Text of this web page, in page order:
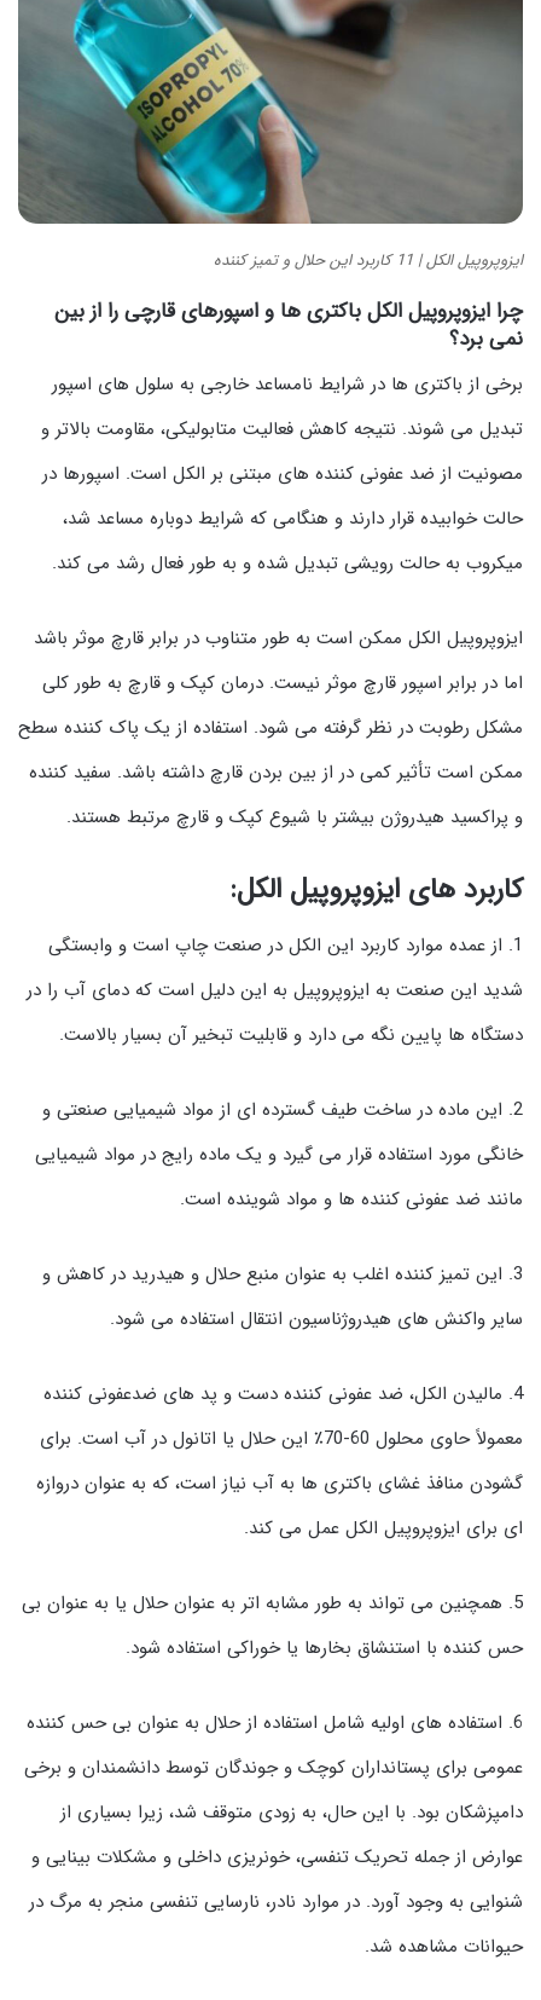
ایزوپروپیل الکل | 11 کاربرد این حلال و تمیز کننده
چرا ایزوپروپیل الکل باکتری ها و اسپورهای قارچی را از بین
نمی برد؟
برخی از باکتری ها در شرایط نامساعد خارجی به سلول های اسپور
تبدیل می شوند. نتیجه کاهش فعالیت متابولیکی، مقاومت بالاتر و
مصونیت از ضد عفونی کننده های مبتنی بر الکل است. اسپورها در
حالت خوابیده قرار دارند و هنگامی که شرایط دوباره مساعد شد،
میکروب به حالت رویشی تبدیل شده و به طور فعال رشد می کند.
ایزوپروپیل الکل ممکن است به طور متناوب در برابر قارچ موثر باشد
اما در برابر اسپور قارچ موثر نیست. درمان کپک و قارچ به طور کلی
مشکل رطوبت در نظر گرفته می شود. استفاده از یک پاک کننده سطح
ممکن است تأثیر کمی در از بین بردن قارچ داشته باشد. سفید کننده
و پراکسید هیدروژن بیشتر با شیوع کپک و قارچ مرتبط هستند.
کاربرد های ایزوپروپیل الکل:
1. از عمده موارد کاربرد این الکل در صنعت چاپ است و وابستگی
شدید این صنعت به ایزوپروپیل به این دلیل است که دمای آب را در
دستگاه ها پایین نگه می دارد و قابلیت تبخیر آن بسیار بالاست.
2. این ماده در ساخت طیف گسترده ای از مواد شیمیایی صنعتی و
خانگی مورد استفاده قرار می گیرد و یک ماده رایج در مواد شیمیایی
مانند ضد عفونی کننده ها و مواد شوینده است.
3. این تمیز کننده اغلب به عنوان منبع حلال و هیدرید در کاهش و
سایر واکنش های هیدروژناسیون انتقال استفاده می شود.
4. مالیدن الکل، ضد عفونی کننده دست و پد های ضدعفونی کننده
معمولاً حاوی محلول 60-70٪ این حلال یا اتانول در آب است. برای
گشودن منافذ غشای باکتری ها به آب نیاز است، که به عنوان دروازه
ای برای ایزوپروپیل الکل عمل می کند.
5. همچنین می تواند به طور مشابه اتر به عنوان حلال یا به عنوان بی
حس کننده با استنشاق بخارها یا خوراکی استفاده شود.
6. استفاده های اولیه شامل استفاده از حلال به عنوان بی حس کننده
عمومی برای پستانداران کوچک و جوندگان توسط دانشمندان و برخی
دامپزشکان بود. با این حال، به زودی متوقف شد، زیرا بسیاری از
عوارض از جمله تحریک تنفسی، خونریزی داخلی و مشکلات بینایی و
شنوایی به وجود آورد. در موارد نادر، نارسایی تنفسی منجر به مرگ در
حیوانات مشاهده شد.